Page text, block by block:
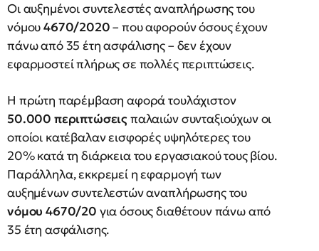
Οι αυξημένοι συντελεστές αναπλήρωσης του
νόμου4670/2020– που αφορούν όσους έχουν
πάνω από 35 έτη ασφάλισης – δεν έχουν
εφαρμοστεί πλήρως σε πολλές περιπτώσεις.
Η πρώτη παρέμβαση αφορά τουλάχιστον
50.000 περιπτώσειςπαλαιών συνταξιούχων οι
οποίοι κατέβαλαν εισφορές υψηλότερες του
20% κατά τη διάρκεια του εργασιακού τους βίου.
Παράλληλα, εκκρεμεί η εφαρμογή των
αυξημένων συντελεστών αναπλήρωσης του
νόμου 4670/20 για όσους διαθέτουν πάνω από
35 έτη ασφάλισης.